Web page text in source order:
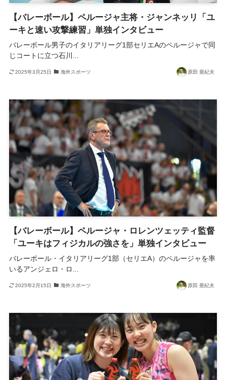
【バレーボール】ペルージャ主将・ジャンネッリ「ユ
ーキと速い攻撃練習」単独インタビュー
バレーボール男子のイタリアリーグ1部セリエAのペルージャで同
じコートに立つ石川...
2025年3月25日 海外スポーツ 原田 亜紀夫
【バレーボール】ペルージャ・ロレンツェッティ監督
「ユーキはフィジカルの強さを」単独インタビュー
バレーボール・イタリアリーグ1部（セリエA）のペルージャを率
いるアンジェロ・ロ...
2025年2月15日 海外スポーツ 原田 亜紀夫